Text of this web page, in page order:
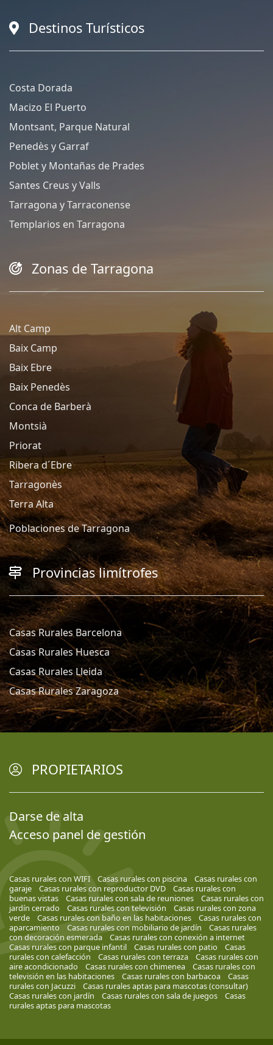
Destinos Turísticos
Costa Dorada
Macizo El Puerto
Montsant, Parque Natural
Penedès y Garraf
Poblet y Montañas de Prades
Santes Creus y Valls
Tarragona y Tarraconense
Templarios en Tarragona
Zonas de Tarragona
Alt Camp
Baix Camp
Baix Ebre
Baix Penedès
Conca de Barberà
Montsià
Priorat
Ribera d´Ebre
Tarragonès
Terra Alta
Poblaciones de Tarragona
Provincias limítrofes
Casas Rurales Barcelona
Casas Rurales Huesca
Casas Rurales Lleida
Casas Rurales Zaragoza
PROPIETARIOS
Darse de alta
Acceso panel de gestión
Casas rurales con WIFI Casas rurales con piscina
Casas rurales con
garaje
Casas rurales con reproductor DVD
Casas rurales con
buenas vistas
Casas rurales con sala de reuniones
Casas rurales con
jardín cerrado
Casas rurales con televisión
Casas rurales con zona
verde
Casas rurales con baño en las habitaciones
Casas rurales con
aparcamiento
Casas rurales con mobiliario de jardín
Casas rurales
con decoración esmerada
Casas rurales con conexión a internet
Casas rurales con parque infantil
Casas rurales con patio
Casas
rurales con calefacción
Casas rurales con terraza
Casas rurales con
aire acondicionado
Casas rurales con chimenea
Casas rurales con
televisión en las habitaciones
Casas rurales con barbacoa
Casas
rurales con Jacuzzi
Casas rurales aptas para mascotas (consultar)
Casas rurales con jardín
Casas rurales con sala de juegos
Casas
rurales aptas para mascotas